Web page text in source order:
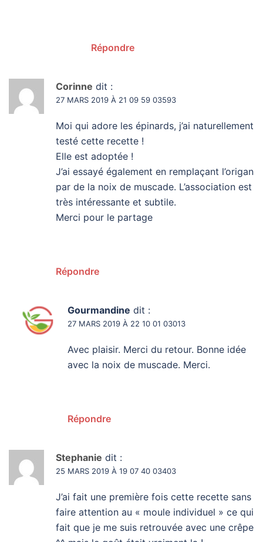
Répondre
Corinne dit :
27 MARS 2019 À 21 09 59 03593
Moi qui adore les épinards, j’ai naturellement
testé cette recette !
Elle est adoptée !
J’ai essayé également en remplaçant l’origan
par de la noix de muscade. L’association est
très intéressante et subtile.
Merci pour le partage
Répondre
Gourmandine dit :
27 MARS 2019 À 22 10 01 03013
Avec plaisir. Merci du retour. Bonne idée
avec la noix de muscade. Merci.
Répondre
Stephanie dit :
25 MARS 2019 À 19 07 40 03403
J’ai fait une première fois cette recette sans
faire attention au « moule individuel » ce qui
fait que je me suis retrouvée avec une crêpe